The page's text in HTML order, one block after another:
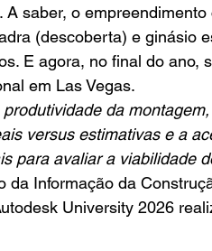
saber, o
(descoberta) e ginásio
E agora, no final do ano,
em Las Vegas.
da
versus estimativas e a
para avaliar a viabilidade
da Informação da
University 2026